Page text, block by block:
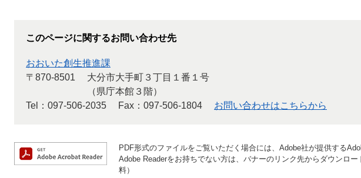
このページに関するお問い合わせ先
おおいた創生推進課
〒870-8501
大分市大手町３丁目１番１号
（県庁本館３階）
Tel：097-506-2035
Fax：097-506-1804 お問い合わせはこちらから
PDF形式のファイルをご覧いただく場合には、Adobe社が提供する
Adobe Readerをお持ちでない方は、バナーのリンク先からダウンロ
料）